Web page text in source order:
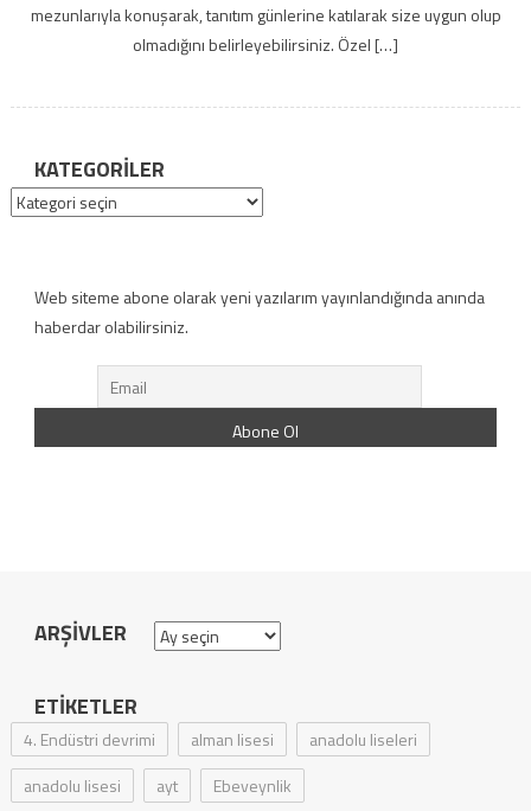
mezunlarıyla konuşarak, tanıtım günlerine katılarak size uygun olup
olmadığını belirleyebilirsiniz. Özel […]
KATEGORILER
Kategoriler
Web siteme abone olarak yeni yazılarım yayınlandığında anında
haberdar olabilirsiniz.
ARŞIVLER Arşivler
ETIKETLER
4. Endüstri devrimi alman lisesi
anadolu liseleri
anadolu lisesi
ayt
Ebeveynlik